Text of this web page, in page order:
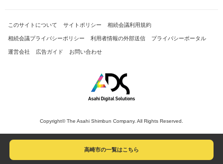
高崎市の一覧はこちら
このサイトについて サイトポリシー 相続会議利用規約
相続会議プライバシーポリシー 利用者情報の外部送信 プライバシーポータル
運営会社 広告ガイド お問い合わせ
Copyright© The Asahi Shimbun Company. All Rights Reserved.